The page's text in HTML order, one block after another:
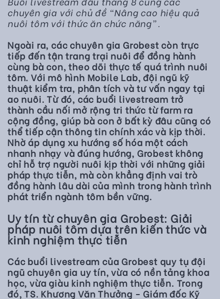
chuyên gia với chủ đề “Nâng cao hiệu quả
nuôi tôm với thức ăn chức năng”.
Ngoài ra, các chuyên gia Grobest còn trực
tiếp đến tận trang trại nuôi để đồng hành
cùng bà con, theo dõi thực tế quá trình nuôi
tôm. Với mô hình Mobile Lab, đội ngũ kỹ
thuật kiểm tra, phân tích và tư vấn ngay tại
ao nuôi. Từ đó, các buổi livestream trở
thành cầu nối mở rộng tri thức từ farm ra
cộng đồng, giúp bà con ở bất kỳ đâu cũng có
thể tiếp cận thông tin chính xác và kịp thời.
Nhờ áp dụng xu hướng số hóa một cách
nhanh nhạy và đúng hướng, Grobest không
chỉ hỗ trợ người nuôi kịp thời với những giải
pháp thực tiễn, mà còn khẳng định vai trò
đồng hành lâu dài của mình trong hành trình
phát triển ngành tôm bền vững.
Uy tín từ chuyên gia Grobest: Giải
pháp nuôi tôm dựa trên kiến thức và
kinh nghiệm thực tiễn
Các buổi livestream của Grobest quy tụ đội
ngũ chuyên gia uy tín, vừa có nền tảng khoa
học, vừa giàu kinh nghiệm thực tiễn. Trong
đó, TS. Khương Văn Thưởng - Giám đốc Kỹ